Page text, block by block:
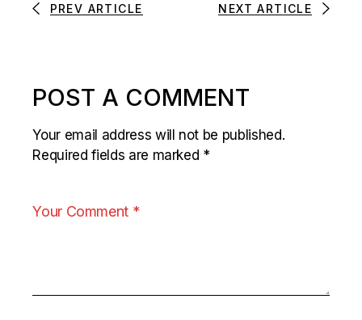
PREV ARTICLE NEXT ARTICLE
POST A COMMENT
Your email address will not be published.
Required fields are marked *